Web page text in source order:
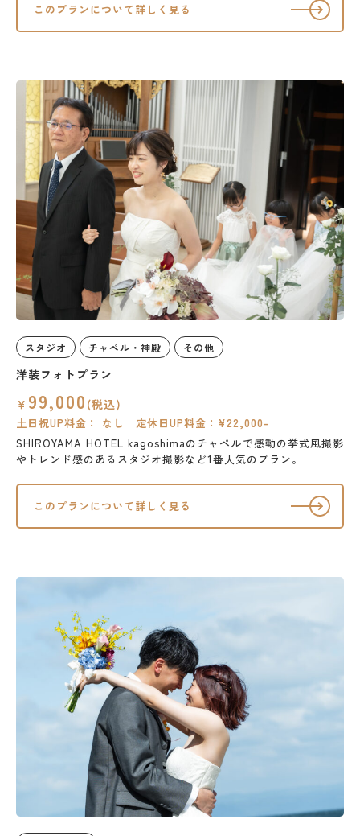
このプランについて詳しく見る
スタジオ チャペル・神殿 その他
洋装フォトプラン
￥ 99,000 (税込)
土日祝UP料金： なし 定休日UP料金：¥22,000-
SHIROYAMA HOTEL kagoshimaのチャペルで感動の挙式風撮影
やトレンド感のあるスタジオ撮影など1番人気のプラン。
このプランについて詳しく見る